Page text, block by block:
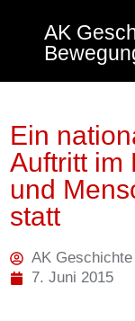
AK
Ein
Auftritt im
und
statt
AK
7. Juni 2015